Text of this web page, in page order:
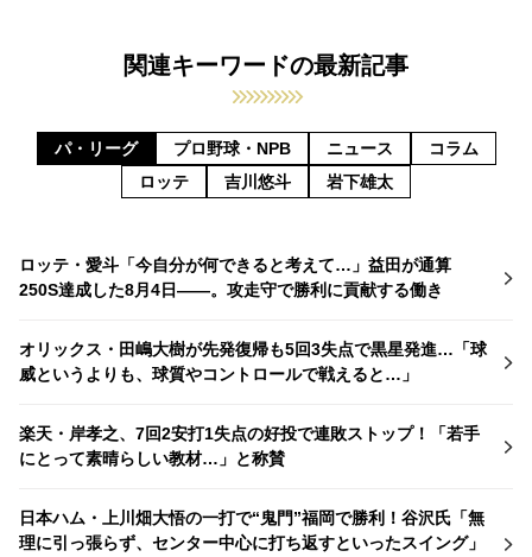
関連キーワードの最新記事
パ・リーグ プロ野球・NPB ニュース
コラム
ロッテ
吉川悠斗 岩下雄太
ロッテ・愛斗「今自分が何できると考えて…」益田が通算
250S達成した8月4日――。攻走守で勝利に貢献する働き
オリックス・田嶋大樹が先発復帰も5回3失点で黒星発進…「球
威というよりも、球質やコントロールで戦えると…」
楽天・岸孝之、7回2安打1失点の好投で連敗ストップ！「若手
にとって素晴らしい教材…」と称賛
日本ハム・上川畑大悟の一打で“鬼門”福岡で勝利！谷沢氏「無
理に引っ張らず、センター中心に打ち返すといったスイング」